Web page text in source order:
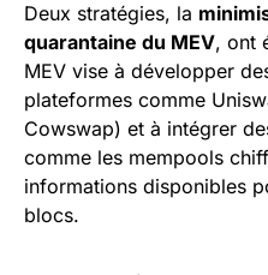
Deux stratégies, la
quarantaine du MEV, ont
MEV vise à développer
plateformes comme
Cowswap) et à intégrer
comme les mempools
informations disponibles
blocs.